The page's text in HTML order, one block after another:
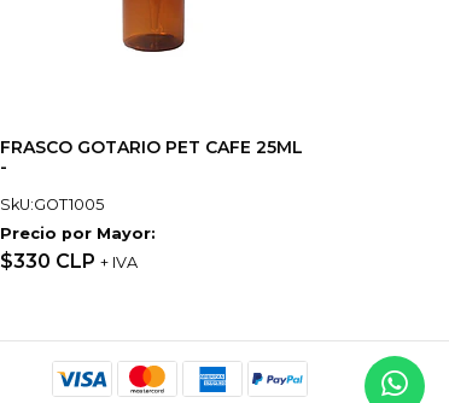
FRASCO GOTARIO PET CAFE 25ML
-
SkU:GOT1005
Precio por Mayor:
$330 CLP + IVA